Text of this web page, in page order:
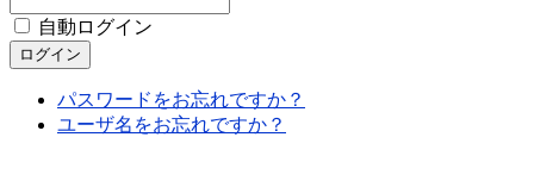
自動ログイン
パスワードをお忘れですか？
ユーザ名をお忘れですか？